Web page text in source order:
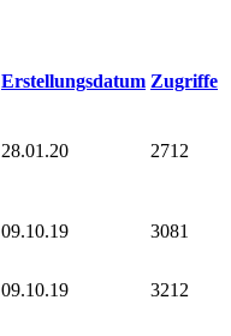
Erstellungsdatum Zugriffe
28.01.20 2712
09.10.19
3081
09.10.19 3212